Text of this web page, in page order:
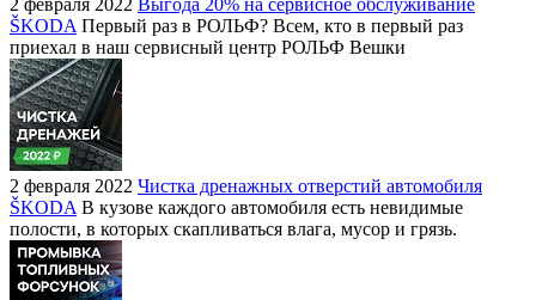
ŠKODA Первый раз в РОЛЬФ? Всем, кто в первый раз
приехал в наш сервисный центр РОЛЬФ Вешки
2 февраля 2022 Чистка дренажных отверстий автомобиля
ŠKODA В кузове каждого автомобиля есть невидимые
полости, в которых скапливаться влага, мусор и грязь.